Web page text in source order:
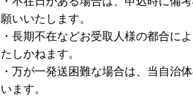
願いいたします。
・長期不在などお受取人様の都合に
たしかねます。
・万が一発送困難な場合は、当自治
います。